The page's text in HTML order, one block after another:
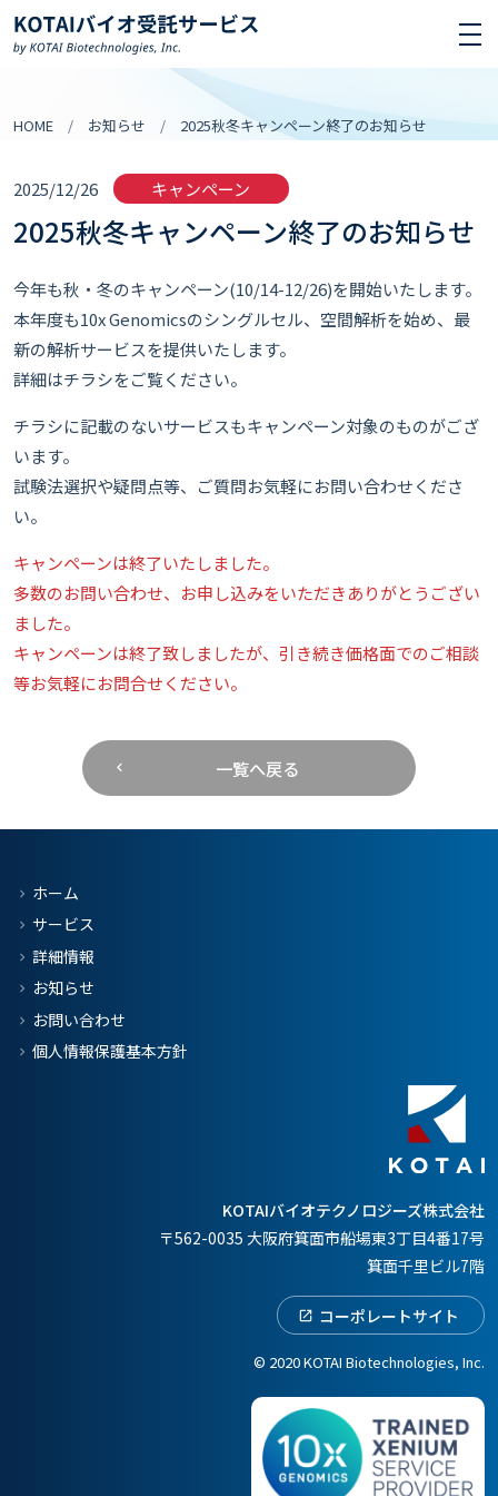
HOME お知らせ 2025秋冬キャンペーン終了のお知らせ
2025/12/26 キャンペーン
2025秋冬キャンペーン終了のお知らせ
今年も秋・冬のキャンペーン(10/14-12/26)を開始いたします。
本年度も10x Genomicsのシングルセル、空間解析を始め、最
新の解析サービスを提供いたします。
詳細はチラシをご覧ください。
チラシに記載のないサービスもキャンペーン対象のものがござ
います。
試験法選択や疑問点等、ご質問お気軽にお問い合わせくださ
い。
キャンペーンは終了いたしました。
多数のお問い合わせ、お申し込みをいただきありがとうござい
ました。
キャンペーンは終了致しましたが、引き続き価格面でのご相談
等お気軽にお問合せください。
一覧へ戻る
KOTAIバイオテクノロジーズ株式会社
〒562-0035 大阪府箕面市船場東3丁目4番17号
箕面千里ビル7階
コーポレートサイト
ホーム
サービス
詳細情報
お知らせ
お問い合わせ
個人情報保護基本方針
© 2020 KOTAI Biotechnologies, Inc.